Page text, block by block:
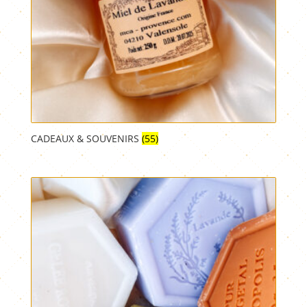
CADEAUX & SOUVENIRS(55)